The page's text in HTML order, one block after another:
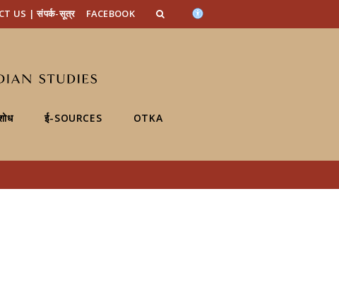
US | संपर्क-सूत्र FACEBOOK
ई-SOURCES OTKA